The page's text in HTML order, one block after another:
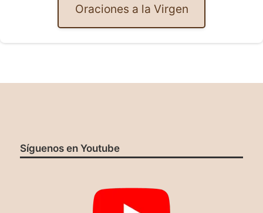
Oraciones a la Virgen
Síguenos en Youtube